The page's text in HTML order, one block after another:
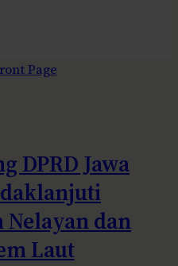
Page
DPRD Jawa
dan
Laut